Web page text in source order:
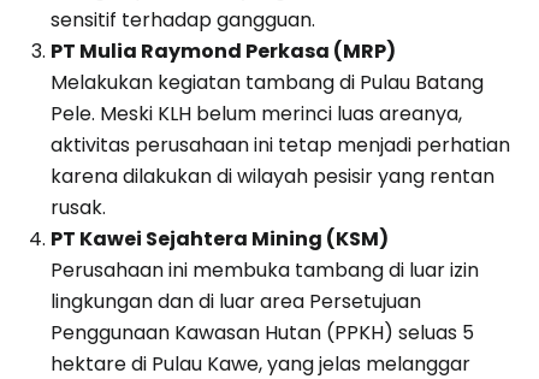
sensitif terhadap gangguan.
PT Mulia Raymond Perkasa (MRP)
Melakukan kegiatan tambang di Pulau Batang
Pele. Meski KLH belum merinci luas areanya,
aktivitas perusahaan ini tetap menjadi perhatian
karena dilakukan di wilayah pesisir yang rentan
rusak.
PT Kawei Sejahtera Mining (KSM)
Perusahaan ini membuka tambang di luar izin
lingkungan dan di luar area Persetujuan
Penggunaan Kawasan Hutan (PPKH) seluas 5
hektare di Pulau Kawe, yang jelas melanggar